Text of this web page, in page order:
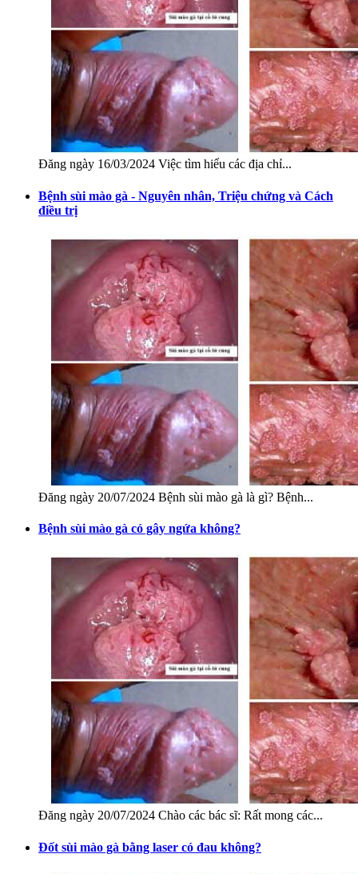
Đăng ngày 16/03/2024 Việc tìm hiểu các địa chỉ...
Bệnh sùi mào gà - Nguyên nhân, Triệu chứng và Cách
điều trị
Đăng ngày 20/07/2024 Bệnh sùi mào gà là gì? Bệnh...
Bệnh sùi mào gà có gây ngứa không?
Đăng ngày 20/07/2024 Chào các bác sĩ: Rất mong các...
Đốt sùi mào gà bằng laser có đau không?